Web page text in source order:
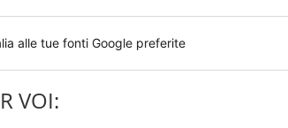
alle tue fonti Google preferite
VOI: